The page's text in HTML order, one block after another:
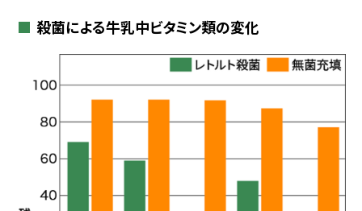
殺菌による牛乳中ビタミン類の変化